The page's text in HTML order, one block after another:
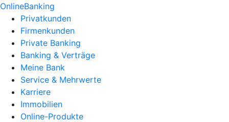
OnlineBanking
Privatkunden
Firmenkunden
Private Banking
Banking & Verträge
Meine Bank
Service & Mehrwerte
Karriere
Immobilien
Online-Produkte